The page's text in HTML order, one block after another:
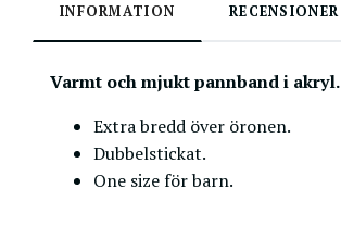
INFORMATION RECENSIONER
Varmt och mjukt pannband i akryl.
Extra bredd över öronen.
Dubbelstickat.
One size för barn.